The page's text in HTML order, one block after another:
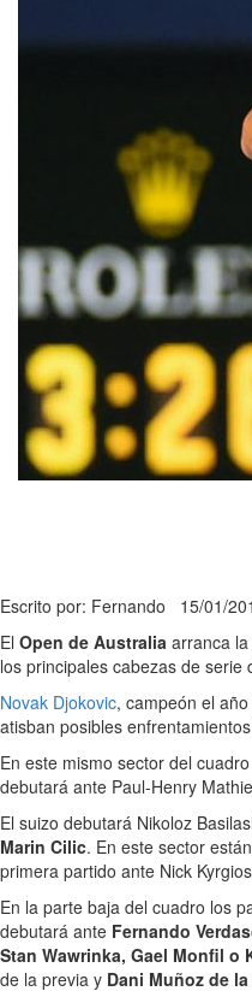
Escrito por: Fernando 15/01/
El Open de Australia arranca
los principales cabezas de
Novak Djokovic, campeón el
atisban posibles
En este mismo sector del
debutará ante Paul-Henry
El suizo debutará Nikoloz
Marin Cilic. En este sector están
primera partido ante Nick
En la parte baja del cuadro los
debutará ante Fernando
Stan Wawrinka, Gael Monfil o
de la previa y Dani Muñoz de